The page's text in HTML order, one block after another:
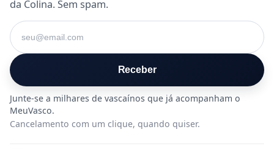
da Colina. Sem spam.
Seu e-mail
Receber
Cancelamento com um clique, quando quiser.